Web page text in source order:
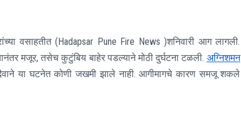
वसाहतीत (Hadapsar Pune Fire News )शनिवारी आग लागली.
मजूर, तसेच कुटुंबिय बाहेर पडल्याने मोठी दुर्घटना टळली. अग्निशमन
या घटनेत कोणी जखमी झाले नाही. आगीमागचे कारण समजू शकले